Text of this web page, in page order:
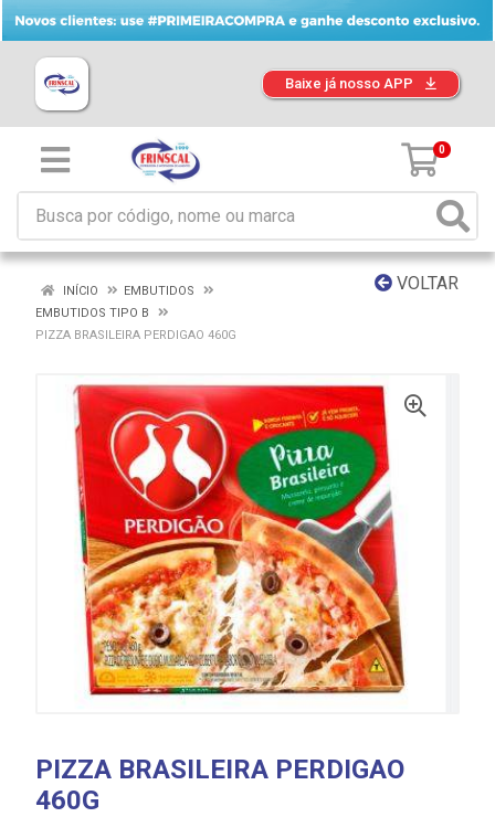
Baixe já nosso APP
0
VOLTAR
INÍCIO
EMBUTIDOS
EMBUTIDOS TIPO B
PIZZA BRASILEIRA PERDIGAO 460G
PIZZA BRASILEIRA PERDIGAO
460G